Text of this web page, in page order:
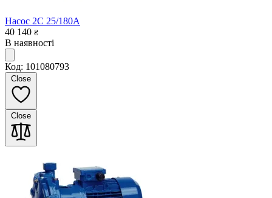
Насос 2C 25/180A
40 140 ₴
В наявності
Код: 101080793
Close
Close